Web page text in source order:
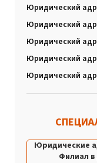
Юридический
Юридический
Юридический
Юридический
Юридический
Юридические
Филиал в